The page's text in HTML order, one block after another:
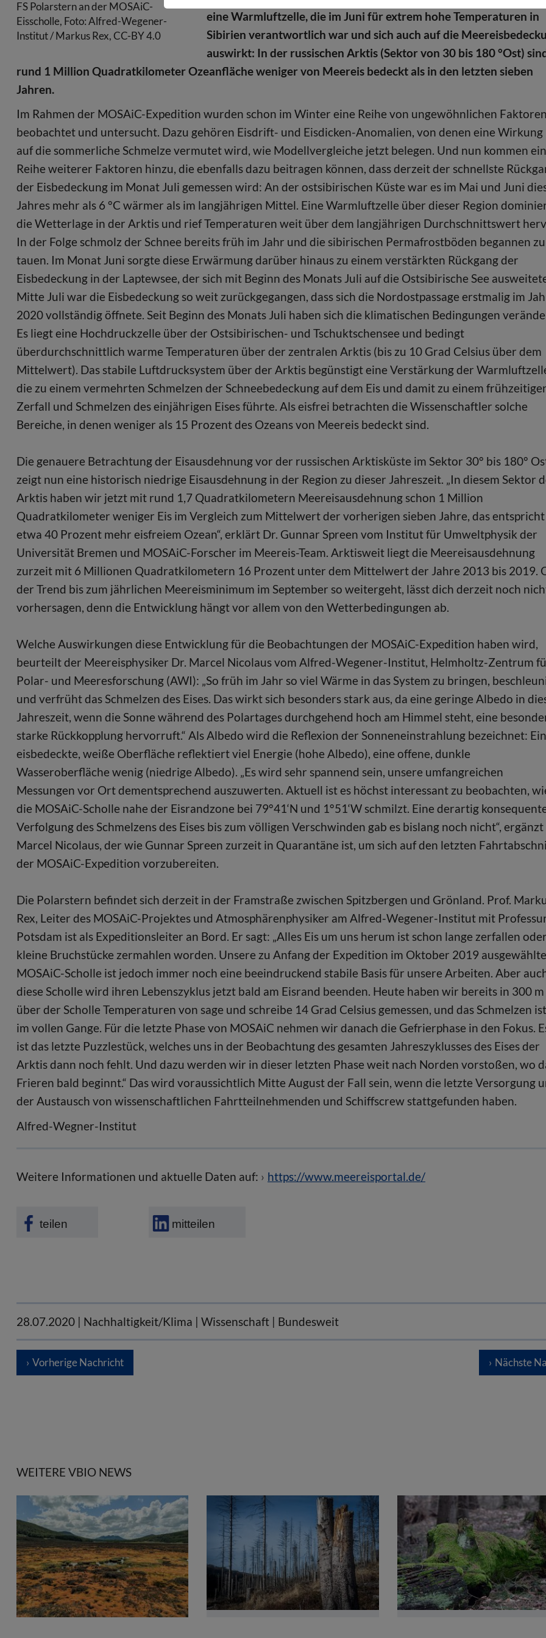
FS Polarstern an der MOSAiC-
Eisscholle, Foto: Alfred-Wegener-
Institut / Markus Rex, CC-BY 4.0
eine Warmluftzelle, die im Juni für extrem hohe Temperaturen in
Sibirien verantwortlich war und sich auch auf die
auswirkt: In der russischen Arktis (Sektor von 30 bis 180 °Ost)
rund 1 Million Quadratkilometer Ozeanfläche weniger von Meereis bedeckt als in den letzten sieben
Jahren.
Im Rahmen der MOSAiC-Expedition wurden schon im Winter eine Reihe von ungewöhnlichen Faktoren
beobachtet und untersucht. Dazu gehören Eisdrift- und Eisdicken-Anomalien, von denen eine Wirkung
auf die sommerliche Schmelze vermutet wird, wie Modellvergleiche jetzt belegen. Und nun kommen
Reihe weiterer Faktoren hinzu, die ebenfalls dazu beitragen können, dass derzeit der schnellste
der Eisbedeckung im Monat Juli gemessen wird: An der ostsibirischen Küste war es im Mai und Juni
Jahres mehr als 6 °C wärmer als im langjährigen Mittel. Eine Warmluftzelle über dieser Region
die Wetterlage in der Arktis und rief Temperaturen weit über dem langjährigen Durchschnittswert
In der Folge schmolz der Schnee bereits früh im Jahr und die sibirischen Permafrostböden begannen zu
tauen. Im Monat Juni sorgte diese Erwärmung darüber hinaus zu einem verstärkten Rückgang der
Eisbedeckung in der Laptewsee, der sich mit Beginn des Monats Juli auf die Ostsibirische See
Mitte Juli war die Eisbedeckung so weit zurückgegangen, dass sich die Nordostpassage erstmalig im
2020 vollständig öffnete. Seit Beginn des Monats Juli haben sich die klimatischen Bedingungen
Es liegt eine Hochdruckzelle über der Ostsibirischen- und Tschuktschensee und bedingt
überdurchschnittlich warme Temperaturen über der zentralen Arktis (bis zu 10 Grad Celsius über dem
Mittelwert). Das stabile Luftdrucksystem über der Arktis begünstigt eine Verstärkung der
die zu einem vermehrten Schmelzen der Schneebedeckung auf dem Eis und damit zu einem
Zerfall und Schmelzen des einjährigen Eises führte. Als eisfrei betrachten die Wissenschaftler solche
Bereiche, in denen weniger als 15 Prozent des Ozeans von Meereis bedeckt sind.
Die genauere Betrachtung der Eisausdehnung vor der russischen Arktisküste im Sektor 30° bis 180°
zeigt nun eine historisch niedrige Eisausdehnung in der Region zu dieser Jahreszeit. „In diesem Sektor
Arktis haben wir jetzt mit rund 1,7 Quadratkilometern Meereisausdehnung schon 1 Million
Quadratkilometer weniger Eis im Vergleich zum Mittelwert der vorherigen sieben Jahre, das entspricht
etwa 40 Prozent mehr eisfreiem Ozean“, erklärt Dr. Gunnar Spreen vom Institut für Umweltphysik der
Universität Bremen und MOSAiC-Forscher im Meereis-Team. Arktisweit liegt die Meereisausdehnung
zurzeit mit 6 Millionen Quadratkilometern 16 Prozent unter dem Mittelwert der Jahre 2013 bis 2019.
der Trend bis zum jährlichen Meereisminimum im September so weitergeht, lässt dich derzeit noch
vorhersagen, denn die Entwicklung hängt vor allem von den Wetterbedingungen ab.
Welche Auswirkungen diese Entwicklung für die Beobachtungen der MOSAiC-Expedition haben wird,
beurteilt der Meereisphysiker Dr. Marcel Nicolaus vom Alfred-Wegener-Institut, Helmholtz-Zentrum
Polar- und Meeresforschung (AWI): „So früh im Jahr so viel Wärme in das System zu bringen,
und verfrüht das Schmelzen des Eises. Das wirkt sich besonders stark aus, da eine geringe Albedo in
Jahreszeit, wenn die Sonne während des Polartages durchgehend hoch am Himmel steht, eine
starke Rückkopplung hervorruft.“ Als Albedo wird die Reflexion der Sonneneinstrahlung bezeichnet:
eisbedeckte, weiße Oberfläche reflektiert viel Energie (hohe Albedo), eine offene, dunkle
Wasseroberfläche wenig (niedrige Albedo). „Es wird sehr spannend sein, unsere umfangreichen
Messungen vor Ort dementsprechend auszuwerten. Aktuell ist es höchst interessant zu beobachten,
die MOSAiC-Scholle nahe der Eisrandzone bei 79°41‘N und 1°51‘W schmilzt. Eine derartig
Verfolgung des Schmelzens des Eises bis zum völligen Verschwinden gab es bislang noch nicht“, ergänzt
Marcel Nicolaus, der wie Gunnar Spreen zurzeit in Quarantäne ist, um sich auf den letzten
der MOSAiC-Expedition vorzubereiten.
Die Polarstern befindet sich derzeit in der Framstraße zwischen Spitzbergen und Grönland. Prof.
Rex, Leiter des MOSAiC-Projektes und Atmosphärenphysiker am Alfred-Wegener-Institut mit
Potsdam ist als Expeditionsleiter an Bord. Er sagt: „Alles Eis um uns herum ist schon lange zerfallen
kleine Bruchstücke zermahlen worden. Unsere zu Anfang der Expedition im Oktober 2019 ausgewählte
MOSAiC-Scholle ist jedoch immer noch eine beeindruckend stabile Basis für unsere Arbeiten. Aber
diese Scholle wird ihren Lebenszyklus jetzt bald am Eisrand beenden. Heute haben wir bereits in 300 m
über der Scholle Temperaturen von sage und schreibe 14 Grad Celsius gemessen, und das Schmelzen ist
im vollen Gange. Für die letzte Phase von MOSAiC nehmen wir danach die Gefrierphase in den Fokus.
ist das letzte Puzzlestück, welches uns in der Beobachtung des gesamten Jahreszyklusses des Eises der
Arktis dann noch fehlt. Und dazu werden wir in dieser letzten Phase weit nach Norden vorstoßen, wo
Frieren bald beginnt.“ Das wird voraussichtlich Mitte August der Fall sein, wenn die letzte Versorgung
der Austausch von wissenschaftlichen Fahrtteilnehmenden und Schiffscrew stattgefunden haben.
Alfred-Wegner-Institut
Weitere Informationen und aktuelle Daten auf: https://www.meereisportal.de/
teilen mitteilen
28.07.2020 | Nachhaltigkeit/Klima | Wissenschaft | Bundesweit
Vorherige Nachricht Nächste
WEITERE VBIO NEWS